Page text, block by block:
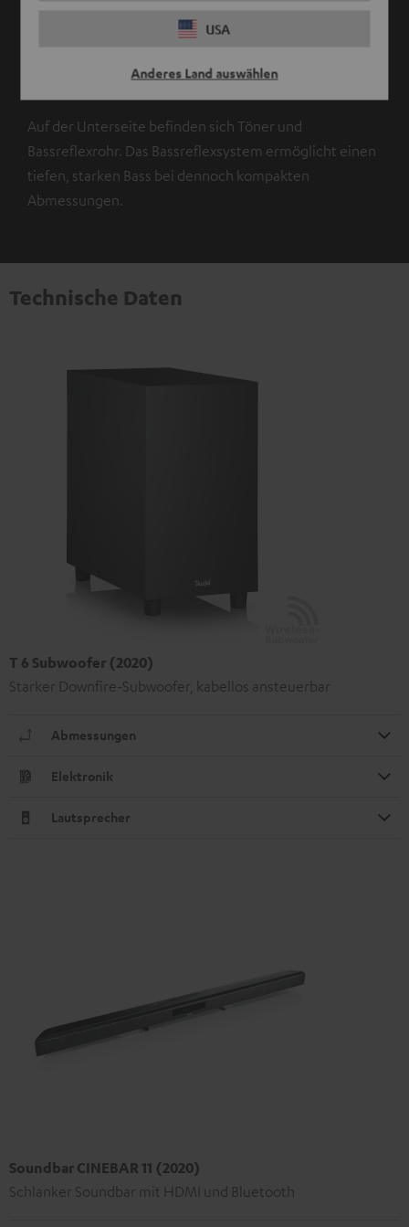
USA
Anderes Land auswählen
Auf der Unterseite befinden sich Töner und
Bassreflexrohr. Das Bassreflexsystem ermöglicht einen
tiefen, starken Bass bei dennoch kompakten
Abmessungen.
Technische Daten
T 6 Subwoofer (2020)
Starker Downfire-Subwoofer, kabellos ansteuerbar
Abmessungen
Elektronik
Lautsprecher
Soundbar CINEBAR 11 (2020)
Schlanker Soundbar mit HDMI und Bluetooth